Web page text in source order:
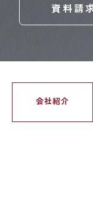
資料請
会社紹介